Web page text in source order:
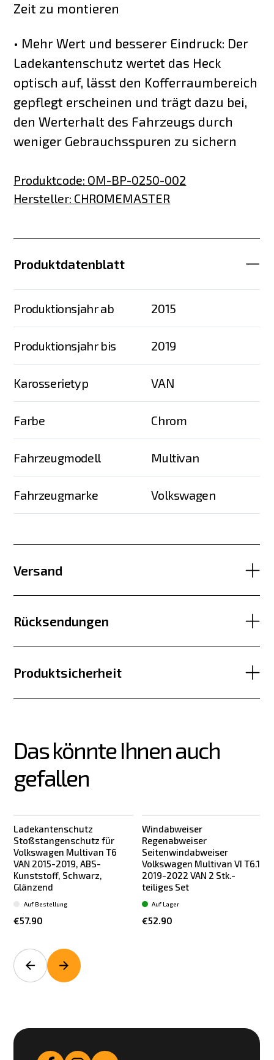
Zeit zu montieren
• Mehr Wert und besserer Eindruck: Der
Ladekantenschutz wertet das Heck
optisch auf, lässt den Kofferraumbereich
gepflegt erscheinen und trägt dazu bei,
den Werterhalt des Fahrzeugs durch
weniger Gebrauchsspuren zu sichern
Produktcode: OM-BP-0250-002
Hersteller: CHROMEMASTER
Produktdatenblatt
Produktionsjahr ab 2015
Produktionsjahr bis 2019
Karosserietyp VAN
Farbe Chrom
Fahrzeugmodell Multivan
Fahrzeugmarke Volkswagen
Versand
Rücksendungen
Produktsicherheit
Das könnte Ihnen auch
gefallen
Ladekantenschutz
Stoßstangenschutz für
Volkswagen Multivan T6
VAN 2015-2019, ABS-
Kunststoff, Schwarz,
Glänzend
€57.90
Auf Bestellung
Windabweiser
Regenabweiser
Seitenwindabweiser
Volkswagen Multivan VI T6.1
2019-2022 VAN 2 Stk.-
teiliges Set
€52.90
Auf Lager